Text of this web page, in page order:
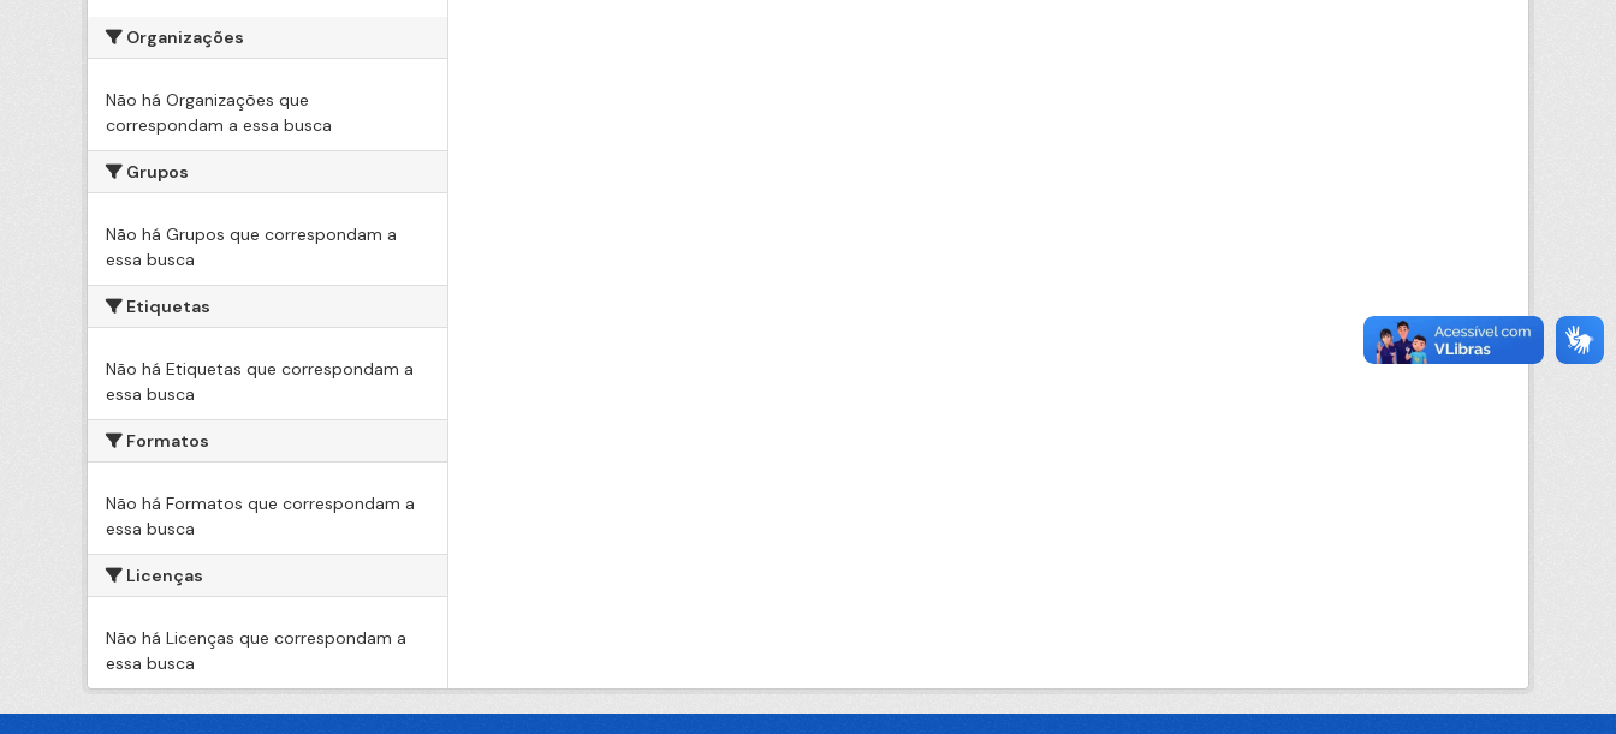
Organizações
Não há Organizações que
correspondam a essa busca
Grupos
Não há Grupos que correspondam a
essa busca
Etiquetas
Não há Etiquetas que correspondam a
essa busca
Formatos
Não há Formatos que correspondam a
essa busca
Licenças
Não há Licenças que correspondam a
essa busca